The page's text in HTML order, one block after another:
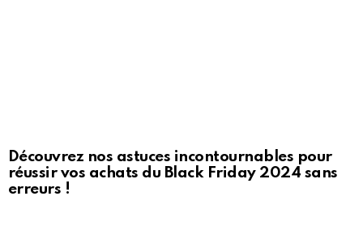
Découvrez nos astuces incontournables pour
réussir vos achats du Black Friday 2024 sans
erreurs !